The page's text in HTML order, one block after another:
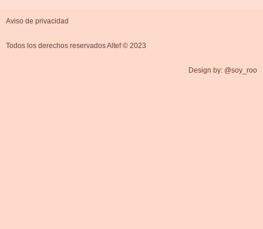
Aviso de privacidad
Todos los derechos reservados Altef © 2023
Design by: @soy_roo